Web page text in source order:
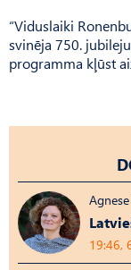
“Viduslaiki
svinēja 750.
programma kļūst
19:46,